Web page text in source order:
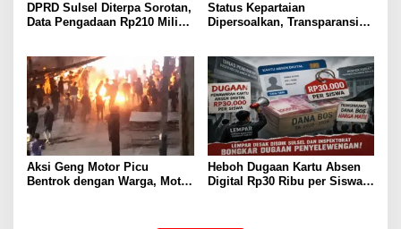
DPRD Sulsel Diterpa Sorotan,
Data Pengadaan Rp210 Miliar
Status Kepartaian
Dipersoalkan, Transparansi
Aksi Geng Motor Picu
Bentrok dengan Warga, Motor
Heboh Dugaan Kartu Absen
Digital Rp30 Ribu per Siswa,